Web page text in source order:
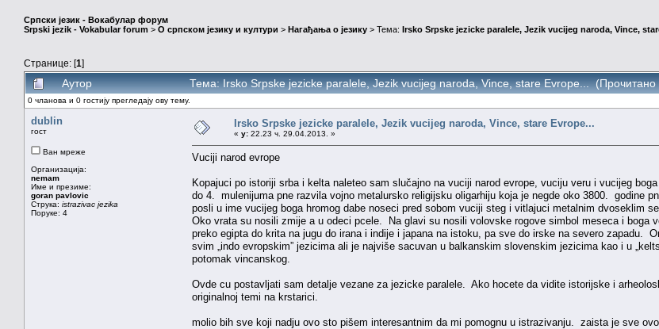
Српски језик - Вокабулар форум
Srpski jezik - Vokabular forum > О српском језику и култури > Нагађања о језику > Тема: Irsko Srpske jezicke paralele, Jezik vucijeg naroda, Vince,
Странице: [1]
Аутор Тема: Irsko Srpske jezicke paralele, Jezik vucijeg naroda, Vince, stare Evrope... (Прочитано
0 чланова и 0 гостију прегледају ову тему.
dublin
гост
Ван мреже
Организација:
nemam
Име и презиме:
goran pavlovic
Струка: istrazivac jezika
Поруке: 4
Irsko Srpske jezicke paralele, Jezik vucijeg naroda, Vince, stare Evrope...
« у: 22.23 ч. 29.04.2013. »
Vuciji narod evrope
Kopajuci po istoriji srba i kelta naleteo sam slučajno na vuciji narod evrope, vuciju veru i vucijeg
do 4. mulenijuma pne razvila vojno metalursko religijsku oligarhiju koja je negde oko 3800. godine
posli u ime vucijeg boga hromog dabe noseci pred sobom vuciji steg i vitlajuci metalnim dvoseklim
Oko vrata su nosili zmije a u odeci pcele. Na glavi su nosili volovske rogove simbol meseca i boga
preko egipta do krita na jugu do irana i indije i japana na istoku, pa sve do irske na severo zapadu.
svim „indo evropskim” jezicima ali je najviše sacuvan u balkanskim slovenskim jezicima kao i u
potomak vincanskog.
Ovde cu postavljati sam detalje vezane za jezicke paralele. Ako hocete da vidite istorijske i
originalnoj temi na krstarici.
molio bih sve koji nadju ovo sto pišem interesantnim da mi pomognu u istrazivanju. zaista je sve